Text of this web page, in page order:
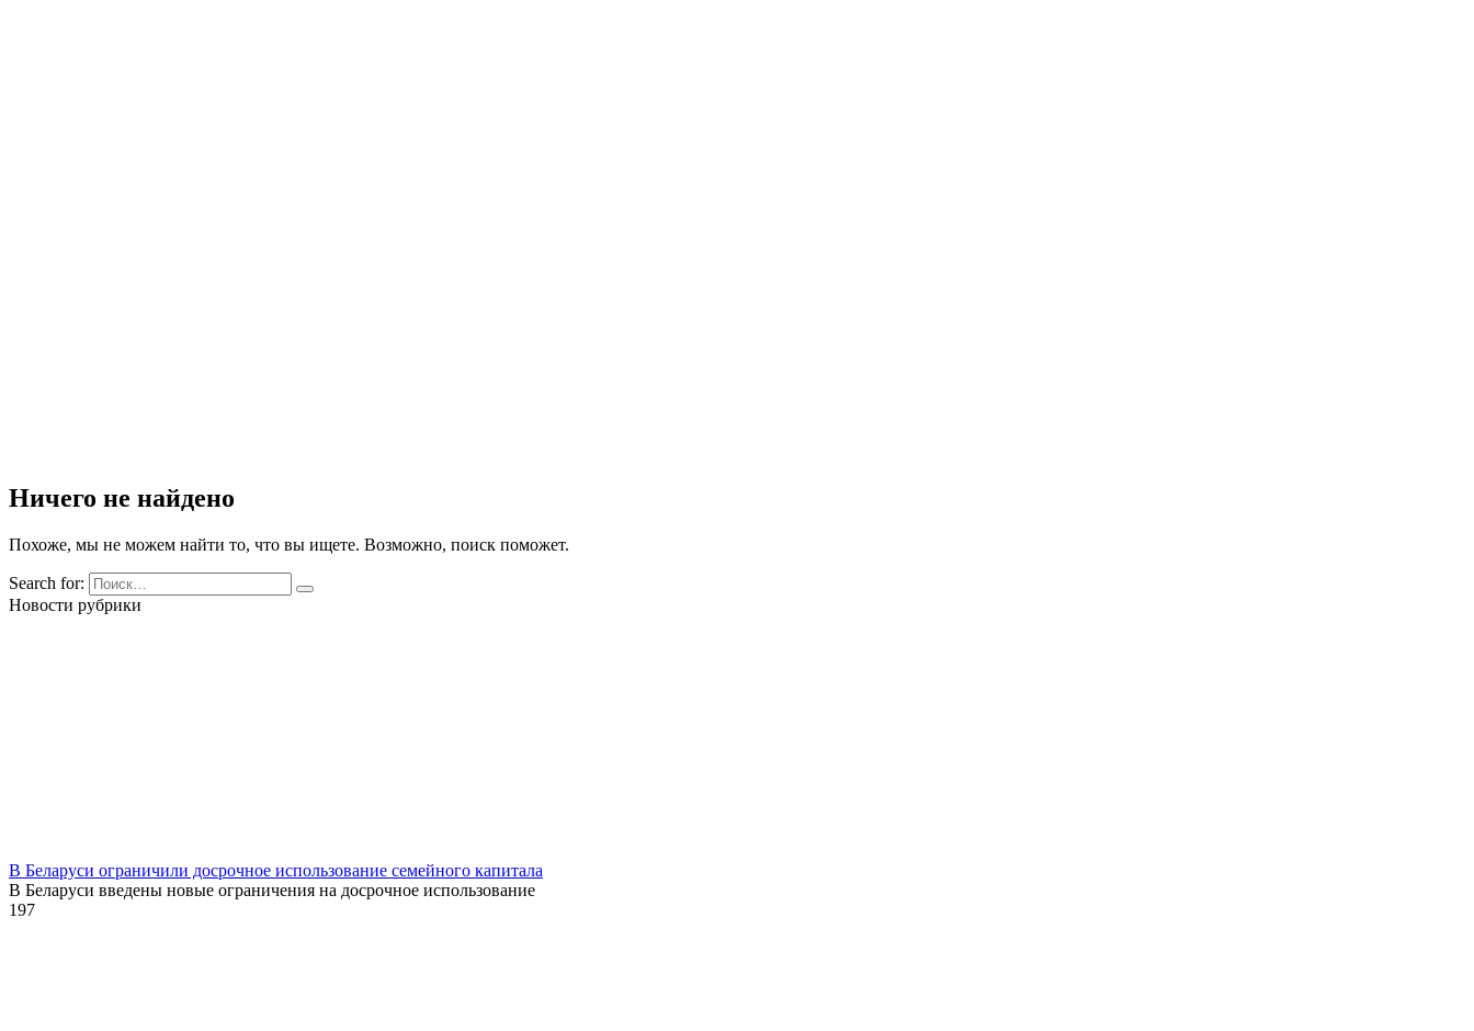
Ничего не найдено
Похоже, мы не можем найти то, что вы ищете. Возможно, поиск поможет.
Search for:
Новости рубрики
В Беларуси ограничили досрочное использование семейного капитала
В Беларуси введены новые ограничения на досрочное использование
197